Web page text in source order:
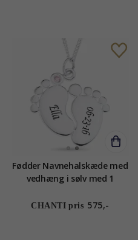
Fødder Navnehalskæde med
vedhæng i sølv med 1
My Letter
CHANTI pris 575,-